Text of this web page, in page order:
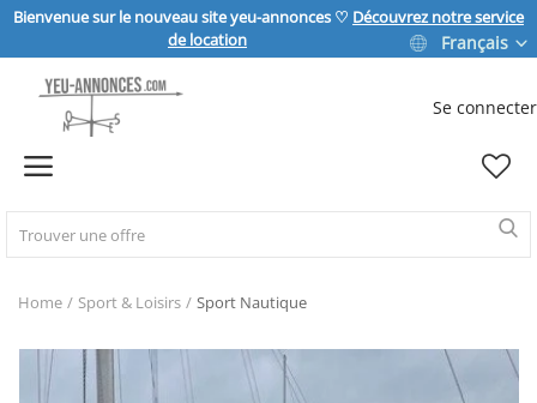
Bienvenue sur le nouveau site yeu-annonces ♡ Découvrez notre service
de location
Français
Se connecter
Home
IMMOBILIER
MAISON & JARDIN
Home Sport & Loisirs Sport Nautique